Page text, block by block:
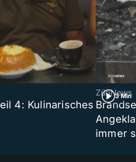
4: Kulinarisches
3 Min
ZüriNews
immer